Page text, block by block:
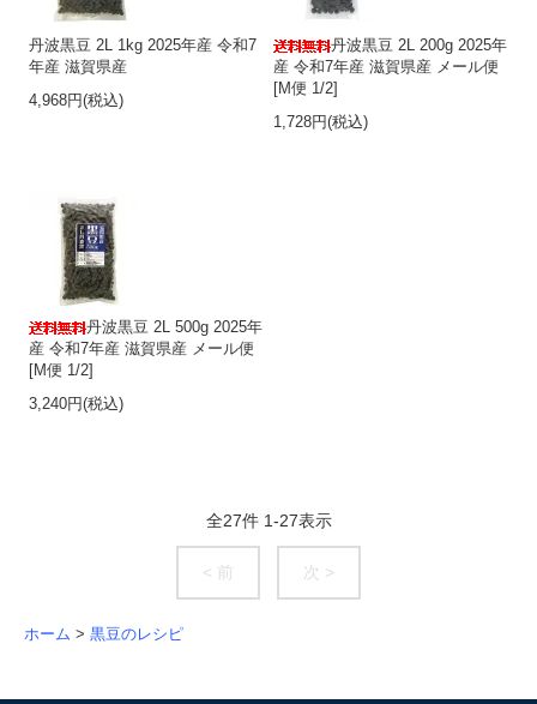
丹波黒豆 2L 1kg 2025年産 令和7
年産 滋賀県産
4,968円(税込)
丹波黒豆 2L 200g 2025年
産 令和7年産 滋賀県産 メール便
[M便 1/2]
1,728円(税込)
丹波黒豆 2L 500g 2025年
産 令和7年産 滋賀県産 メール便
[M便 1/2]
3,240円(税込)
全27件 1-27表示
< 前 次 >
ホーム > 黒豆のレシピ